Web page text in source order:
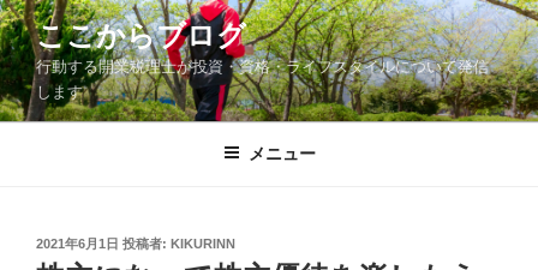
コ
ン
テ
ン
ツ
ここからブログ
行動する開業税理士が投資・資格・ライフスタイルについて発信
します
メニュー
投
稿
2021年6月1日 投稿者: KIKURINN